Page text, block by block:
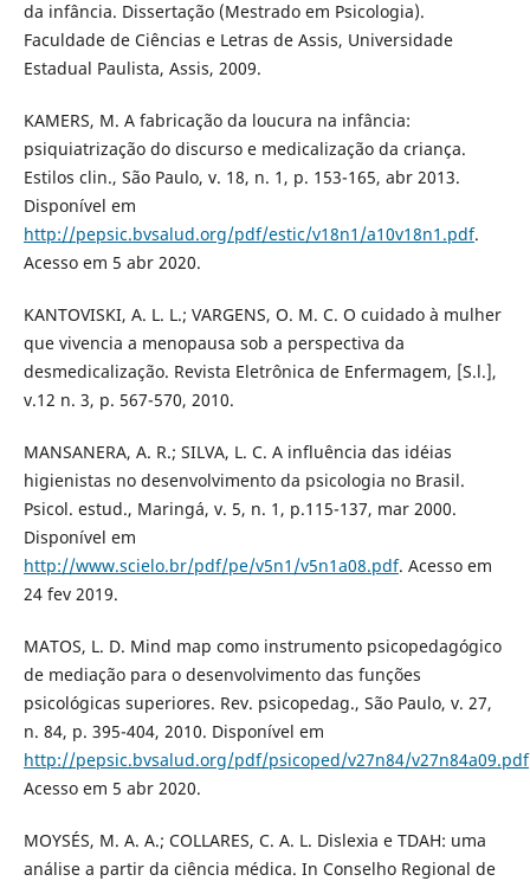
da infância. Dissertação (Mestrado em Psicologia).
Faculdade de Ciências e Letras de Assis, Universidade
Estadual Paulista, Assis, 2009.
KAMERS, M. A fabricação da loucura na infância:
psiquiatrização do discurso e medicalização da criança.
Estilos clin., São Paulo, v. 18, n. 1, p. 153-165, abr 2013.
Disponível em
http://pepsic.bvsalud.org/pdf/estic/v18n1/a10v18n1.pdf.
Acesso em 5 abr 2020.
KANTOVISKI, A. L. L.; VARGENS, O. M. C. O cuidado à mulher
que vivencia a menopausa sob a perspectiva da
desmedicalização. Revista Eletrônica de Enfermagem, [S.l.],
v.12 n. 3, p. 567-570, 2010.
MANSANERA, A. R.; SILVA, L. C. A influência das idéias
higienistas no desenvolvimento da psicologia no Brasil.
Psicol. estud., Maringá, v. 5, n. 1, p.115-137, mar 2000.
Disponível em
http://www.scielo.br/pdf/pe/v5n1/v5n1a08.pdf. Acesso em
24 fev 2019.
MATOS, L. D. Mind map como instrumento psicopedagógico
de mediação para o desenvolvimento das funções
psicológicas superiores. Rev. psicopedag., São Paulo, v. 27,
n. 84, p. 395-404, 2010. Disponível em
http://pepsic.bvsalud.org/pdf/psicoped/v27n84/v27n84a09.pdf
Acesso em 5 abr 2020.
MOYSÉS, M. A. A.; COLLARES, C. A. L. Dislexia e TDAH: uma
análise a partir da ciência médica. In Conselho Regional de